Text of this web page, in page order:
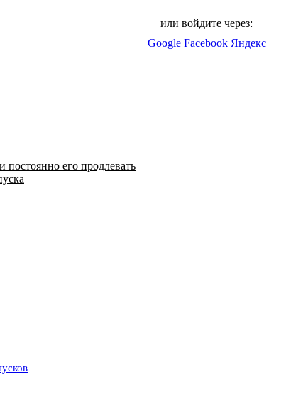
или войдите через:
Google Facebook Яндекс
его продлевать